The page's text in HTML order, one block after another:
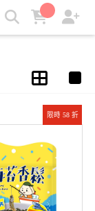
限時 58 折